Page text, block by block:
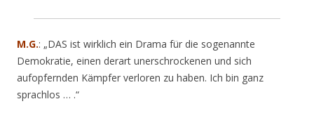
M.G.: „DAS ist wirklich ein Drama für die sogenannte
Demokratie, einen derart unerschrockenen und sich
aufopfernden Kämpfer verloren zu haben. Ich bin ganz
sprachlos … .“